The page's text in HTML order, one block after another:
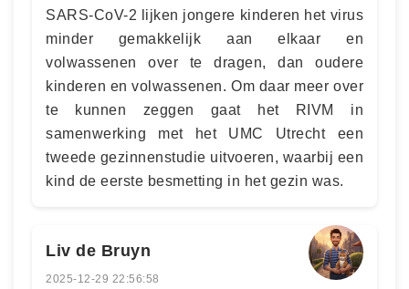
SARS-CoV-2 lijken jongere kinderen het virus
minder gemakkelijk aan elkaar en
volwassenen over te dragen, dan oudere
kinderen en volwassenen. Om daar meer over
te kunnen zeggen gaat het RIVM in
samenwerking met het UMC Utrecht een
tweede gezinnenstudie uitvoeren, waarbij een
kind de eerste besmetting in het gezin was.
Liv de Bruyn
2025-12-29 22:56:58